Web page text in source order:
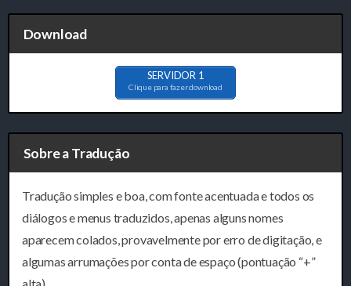
Download
SERVIDOR 1
Clique para fazer download
Sobre a Tradução
Tradução simples e boa, com fonte acentuada e todos os
diálogos e menus traduzidos, apenas alguns nomes
aparecem colados, provavelmente por erro de digitação, e
algumas arrumações por conta de espaço (pontuação “+”